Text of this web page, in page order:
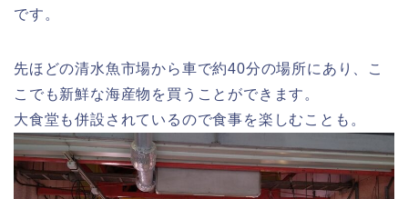
です。
先ほどの清水魚市場から車で約40分の場所にあり、こ
こでも新鮮な海産物を買うことができます。
大食堂も併設されているので食事を楽しむことも。